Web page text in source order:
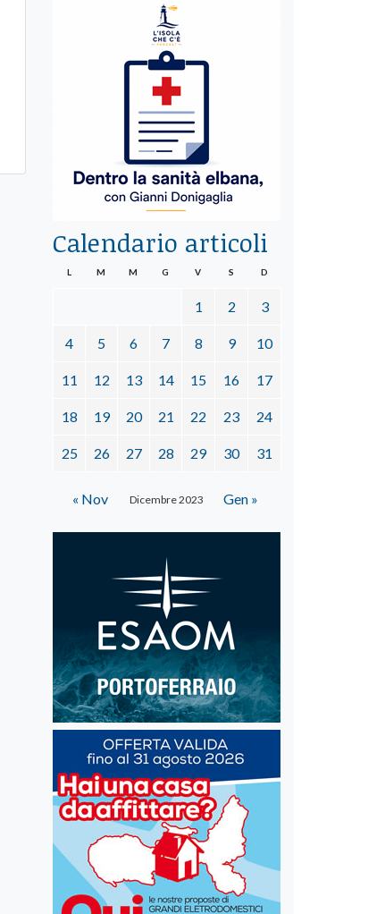
Calendario articoli
Dicembre 2023
L M M G V S D
1 2 3
4 5 6 7 8 9 10
11 12 13 14 15 16 17
18 19 20 21 22 23 24
25 26 27 28 29 30 31
« Nov Gen »